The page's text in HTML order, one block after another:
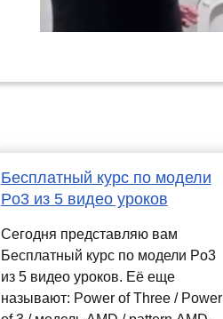
Бесплатный курс по модели
Po3 из 5 видео уроков
Сегодня представляю вам
Бесплатный курс по модели Po3
из 5 видео уроков. Её еще
называют: Power of Three / Power